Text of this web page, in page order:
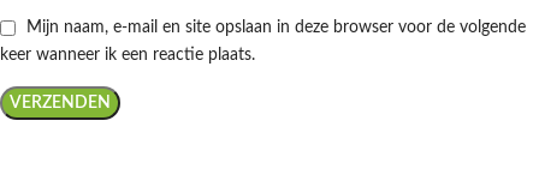
Mijn naam, e-mail en site opslaan in deze browser voor de volgende
keer wanneer ik een reactie plaats.